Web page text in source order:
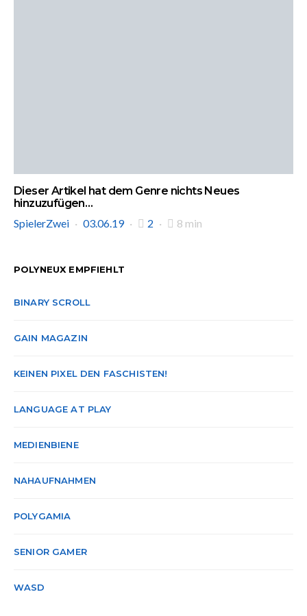
Dieser Artikel hat dem Genre nichts Neues
hinzuzufügen…
SpielerZwei
03.06.19 2 8 min
POLYNEUX EMPFIEHLT
BINARY SCROLL
GAIN MAGAZIN
KEINEN PIXEL DEN FASCHISTEN!
LANGUAGE AT PLAY
MEDIENBIENE
NAHAUFNAHMEN
POLYGAMIA
SENIOR GAMER
WASD